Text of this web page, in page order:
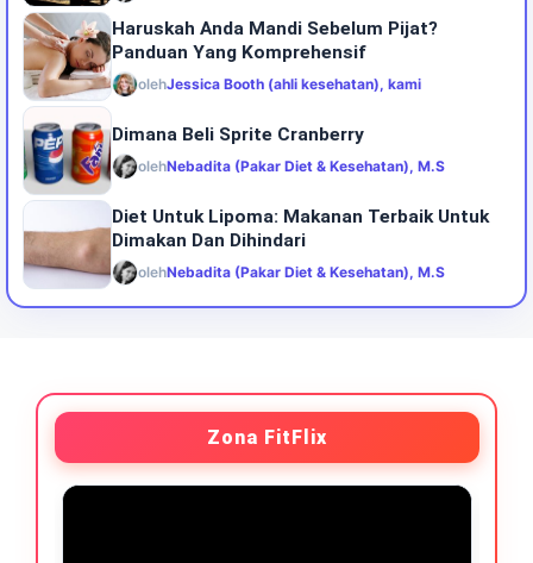
Haruskah Anda Mandi Sebelum Pijat?
Panduan Yang Komprehensif
olehJessica Booth (ahli kesehatan), kami
Dimana Beli Sprite Cranberry
olehNebadita (Pakar Diet & Kesehatan), M.S
Diet Untuk Lipoma: Makanan Terbaik Untuk
Dimakan Dan Dihindari
olehNebadita (Pakar Diet & Kesehatan), M.S
Zona FitFlix